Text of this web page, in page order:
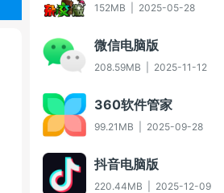
152MB 2025-05-28
微信电脑版
208.59MB 2025-11-12
360软件管家
99.21MB 2025-09-28
抖音电脑版
220.44MB 2025-12-09